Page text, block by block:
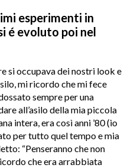
esperimenti in
é evoluto poi nel
si occupava dei nostri look e
mi ricordo che mi fece
sempre per una
all’asilo della mia piccola
intera, era così anni ’80 (io
per tutto quel tempo e mia
“Penseranno che non
che era arrabbiata